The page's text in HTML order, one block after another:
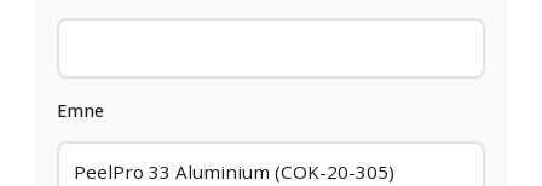
Emne